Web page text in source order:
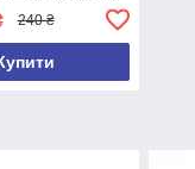
240 ₴